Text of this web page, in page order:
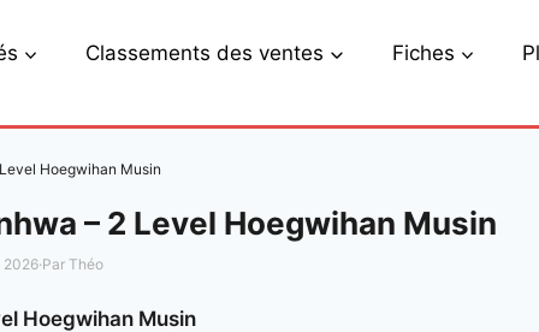
Classements des ventes Fiches
Hoegwihan Musin
– 2 Level Hoegwihan Musin
2026·Par Théo
Hoegwihan Musin